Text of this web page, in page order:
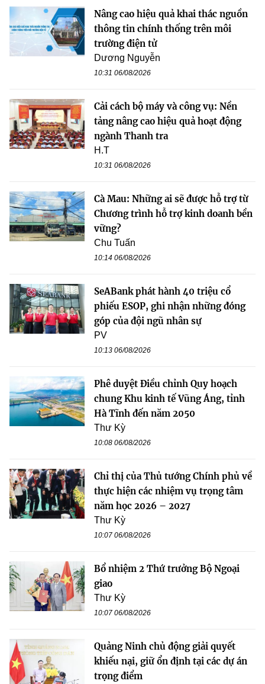
Nâng cao hiệu quả khai thác nguồn
thông tin chính thống trên môi
trường điện tử
Dương Nguyễn
10:31 06/08/2026
Cải cách bộ máy và công vụ: Nền
tảng nâng cao hiệu quả hoạt động
ngành Thanh tra
H.T
10:31 06/08/2026
Cà Mau: Những ai sẽ được hỗ trợ từ
Chương trình hỗ trợ kinh doanh bền
vững?
Chu Tuấn
10:14 06/08/2026
SeABank phát hành 40 triệu cổ
phiếu ESOP, ghi nhận những đóng
góp của đội ngũ nhân sự
PV
10:13 06/08/2026
Phê duyệt Điều chỉnh Quy hoạch
chung Khu kinh tế Vũng Áng, tỉnh
Hà Tĩnh đến năm 2050
Thư Kỳ
10:08 06/08/2026
Chỉ thị của Thủ tướng Chính phủ về
thực hiện các nhiệm vụ trọng tâm
năm học 2026 – 2027
Thư Kỳ
10:07 06/08/2026
Bổ nhiệm 2 Thứ trưởng Bộ Ngoại
giao
Thư Kỳ
10:07 06/08/2026
Quảng Ninh chủ động giải quyết
khiếu nại, giữ ổn định tại các dự án
trọng điểm